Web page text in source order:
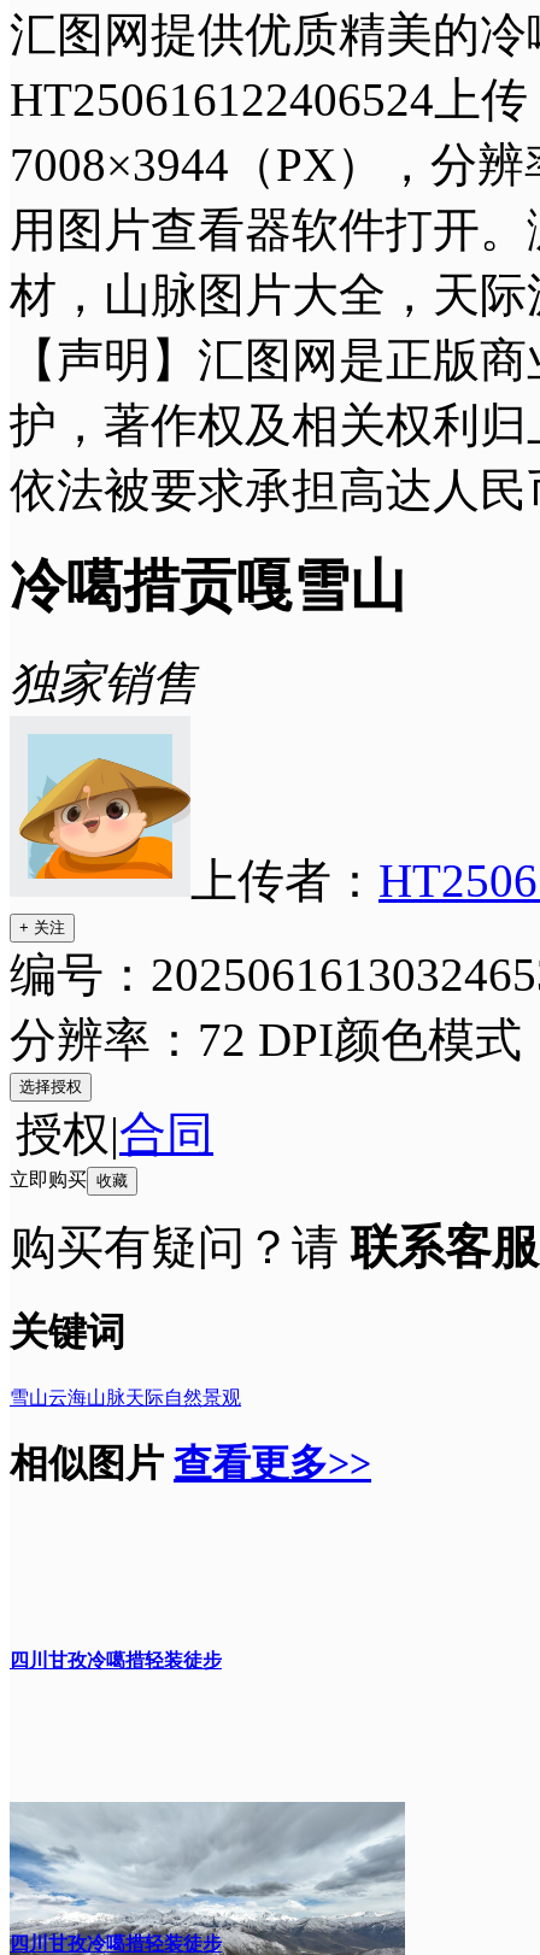
汇图网提供优质精美的
HT250616122406524上
7008×3944（PX），分
用图片查看器软件打开
材，山脉图片大全，天
【声明】汇图网是正版
护，著作权及相关权利
依法被要求承担高达人
冷噶措贡嘎雪山
独家销售
上传者：
+ 关注
编号：
分辨率：72 DPI颜色模式
选择授权
授权|合同
立即购买 收藏
购买有疑问？请联系客服
关键词
雪山云海山脉天际自然景观
相似图片 查看更多>>
四川甘孜冷噶措轻装徒步
四川甘孜冷噶措轻装徒步